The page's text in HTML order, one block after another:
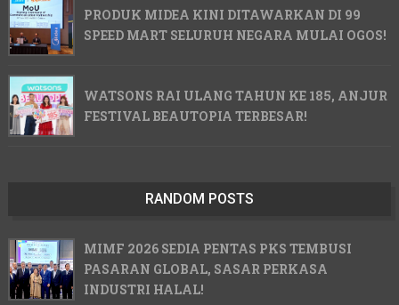
PRODUK MIDEA KINI DITAWARKAN DI 99
SPEED MART SELURUH NEGARA MULAI OGOS!
WATSONS RAI ULANG TAHUN KE 185, ANJUR
FESTIVAL BEAUTOPIA TERBESAR!
RANDOM POSTS
MIMF 2026 SEDIA PENTAS PKS TEMBUSI
PASARAN GLOBAL, SASAR PERKASA
INDUSTRI HALAL!